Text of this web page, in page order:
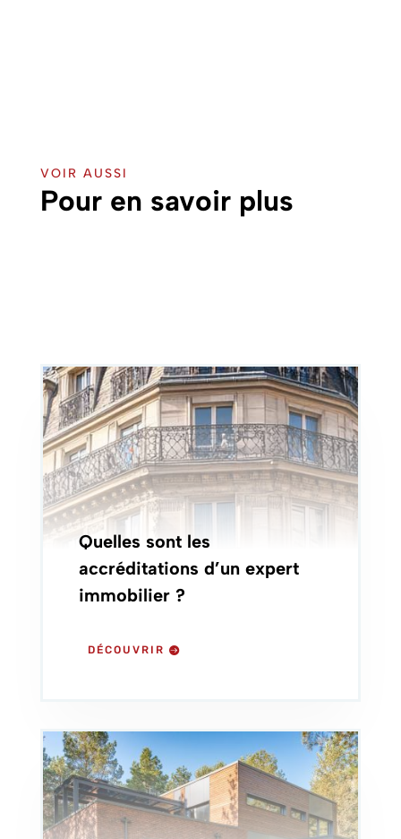
VOIR AUSSI
Pour en savoir plus
Quelles sont les
accréditations d’un expert
immobilier ?
DÉCOUVRIR